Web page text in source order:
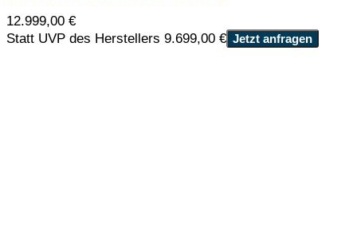
12.999,00 €
Statt UVP des Herstellers 9.699,00 € Jetzt anfragen